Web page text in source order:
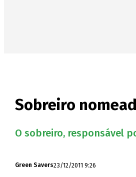
Sobreiro
O sobreiro, responsável
Green Savers23/12/2011 9:26